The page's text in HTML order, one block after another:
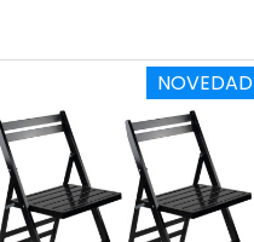
NOVEDAD